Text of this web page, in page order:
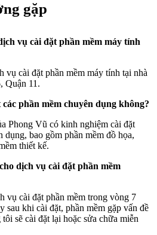
gặp
vụ cài đặt phần mềm máy tính
vụ cài đặt phần mềm máy tính tại nhà
Quận 11.
phần mềm chuyên dụng không?
Phong Vũ có kinh nghiệm cài đặt
dụng, bao gồm phần mềm đồ họa,
thiết kế.
dịch vụ cài đặt phần mềm
vụ cài đặt phần mềm trong vòng 7
sau khi cài đặt, phần mềm gặp vấn đề
sẽ cài đặt lại hoặc sửa chữa miễn